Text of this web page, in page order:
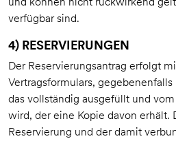
verfügbar sind.
4) RESERVIERUNGEN
Der Reservierungsantrag erfolgt
Vertragsformulars,
das vollständig ausgefüllt und
wird, der eine Kopie davon erhält.
Reservierung und der damit